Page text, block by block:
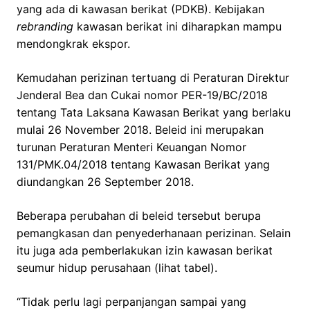
yang ada di kawasan berikat (PDKB). Kebijakan
rebranding kawasan berikat ini diharapkan mampu
mendongkrak ekspor.
Kemudahan perizinan tertuang di Peraturan Direktur
Jenderal Bea dan Cukai nomor PER-19/BC/2018
tentang Tata Laksana Kawasan Berikat yang berlaku
mulai 26 November 2018. Beleid ini merupakan
turunan Peraturan Menteri Keuangan Nomor
131/PMK.04/2018 tentang Kawasan Berikat yang
diundangkan 26 September 2018.
Beberapa perubahan di beleid tersebut berupa
pemangkasan dan penyederhanaan perizinan. Selain
itu juga ada pemberlakukan izin kawasan berikat
seumur hidup perusahaan (lihat tabel).
“Tidak perlu lagi perpanjangan sampai yang